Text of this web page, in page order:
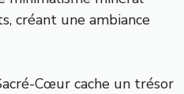
créant une ambiance
Cœur cache un trésor